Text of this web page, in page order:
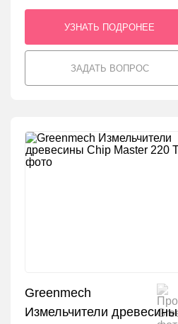
УЗНАТЬ ПОДРОНЕЕ
ЗАДАТЬ ВОПРОС
Greenmech
Измельчители древесины